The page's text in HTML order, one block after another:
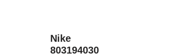
Nike
803194030